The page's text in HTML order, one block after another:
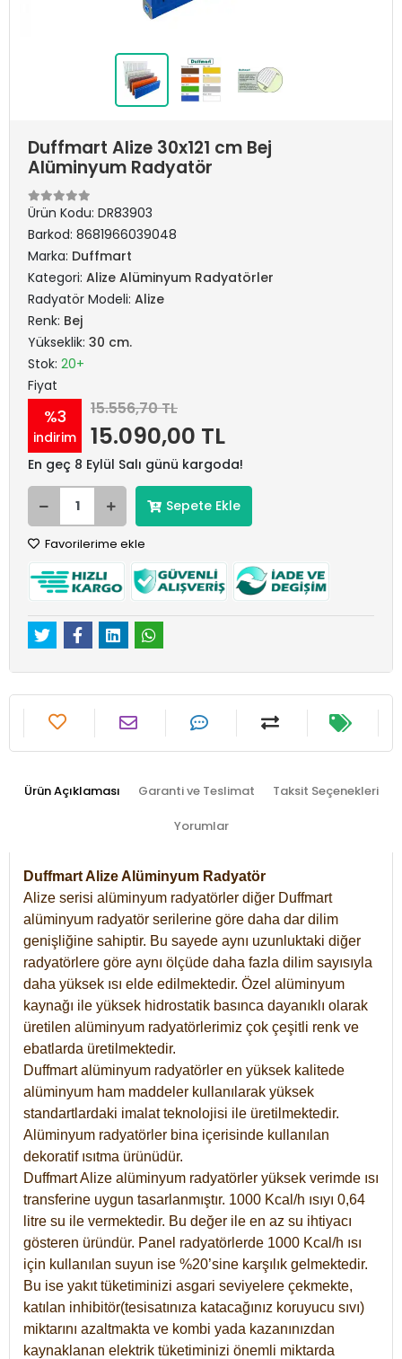
Duffmart Alize 30x121 cm Bej
Alüminyum Radyatör
Ürün Kodu: DR83903
Barkod: 8681966039048
Marka: Duffmart
Kategori: Alize Alüminyum Radyatörler
Radyatör Modeli: Alize
Renk: Bej
Yükseklik: 30 cm.
Stok: 20+
Fiyat
%3
indirim
15.556,70 TL
15.090,00 TL
En geç 8 Eylül Salı günü kargoda!
Sepete Ekle
Favorilerime ekle
Ürün Açıklaması Garanti ve Teslimat Taksit Seçenekleri
Yorumlar
Duffmart Alize Alüminyum Radyatör
Alize serisi alüminyum radyatörler diğer Duffmart
alüminyum radyatör serilerine göre daha dar dilim
genişliğine sahiptir. Bu sayede aynı uzunluktaki diğer
radyatörlere göre aynı ölçüde daha fazla dilim sayısıyla
daha yüksek ısı elde edilmektedir. Özel alüminyum
kaynağı ile yüksek hidrostatik basınca dayanıklı olarak
üretilen alüminyum radyatörlerimiz çok çeşitli renk ve
ebatlarda üretilmektedir.
Duffmart alüminyum radyatörler en yüksek kalitede
alüminyum ham maddeler kullanılarak yüksek
standartlardaki imalat teknolojisi ile üretilmektedir.
Alüminyum radyatörler bina içerisinde kullanılan
dekoratif ısıtma ürünüdür.
Duffmart Alize alüminyum radyatörler yüksek verimde ısı
transferine uygun tasarlanmıştır. 1000 Kcal/h ısıyı 0,64
litre su ile vermektedir. Bu değer ile en az su ihtiyacı
gösteren üründür. Panel radyatörlerde 1000 Kcal/h ısı
için kullanılan suyun ise %20’sine karşılık gelmektedir.
Bu ise yakıt tüketiminizi asgari seviyelere çekmekte,
katılan inhibitör(tesisatınıza katacağınız koruyucu sıvı)
miktarını azaltmakta ve kombi yada kazanınızdan
kaynaklanan elektrik tüketiminizi önemli miktarda